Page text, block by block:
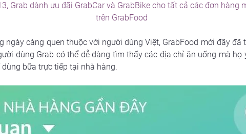
Grab dành ưu đãi GrabCar và GrabBike cho tất cả các đơn hàng
trên GrabFood
ngày càng quen thuộc với người dùng Việt, GrabFood mới đây đã
dùng Grab có thể dễ dàng tìm thấy các địa chỉ ăn uống mà họ
bữa trực tiếp tại nhà hàng.